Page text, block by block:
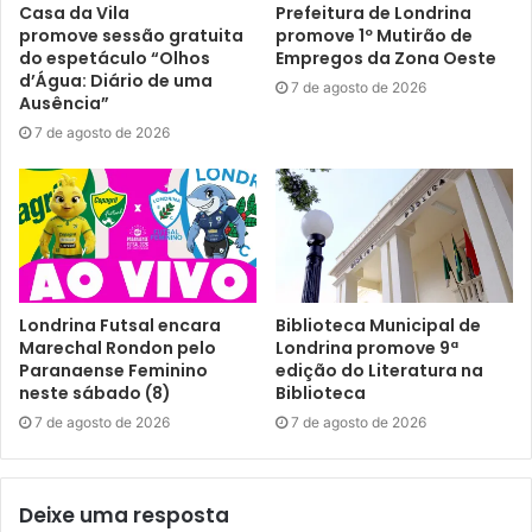
Para aqueles que tiverem interesse, o cadastro pode ser
feito na página da UEL, mediante preenchimento do
formulário da PROEX .
Atendimento da SMI –
através da campanha de voluntários promovida pela
Prefeitura, continua realizando atendimentos às pessoas
idosas que estão em situação de isolamento social,
oferecendo apoio social e psicológico. A solicitação pode
ser feita pelo 0800-4000-140.
Outras medidas são os grupos de WhatsApp, com
orientações sobre a Covid-19, dicas de saúde, e grupos de
socialização. Aos idosos que desejarem entrar no grupo, o
horário de atendimento é de segunda a sexta-feira, das 8
Casa da Vila
promove sessão gratuita
do espetáculo “Olhos
d’Água: Diário de uma
Ausência”
7 de agosto de 2026
Prefeitura de Londrina
promove 1º Mutirão de
Empregos da Zona Oeste
7 de agosto de 2026
Londrina Futsal encara
Marechal Rondon pelo
Paranaense Feminino
neste sábado (8)
7 de agosto de 2026
Biblioteca Municipal de
Londrina promove 9ª
edição do Literatura na
Biblioteca
7 de agosto de 2026
Deixe uma resposta